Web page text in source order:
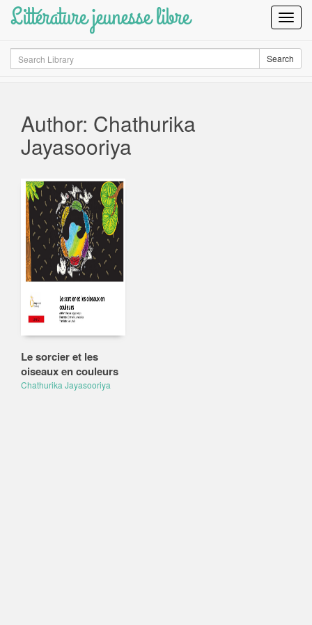
Littérature jeunesse libre
Search Search
Author: Chathurika
Jayasooriya
Le sorcier et les
oiseaux en couleurs
Chathurika Jayasooriya